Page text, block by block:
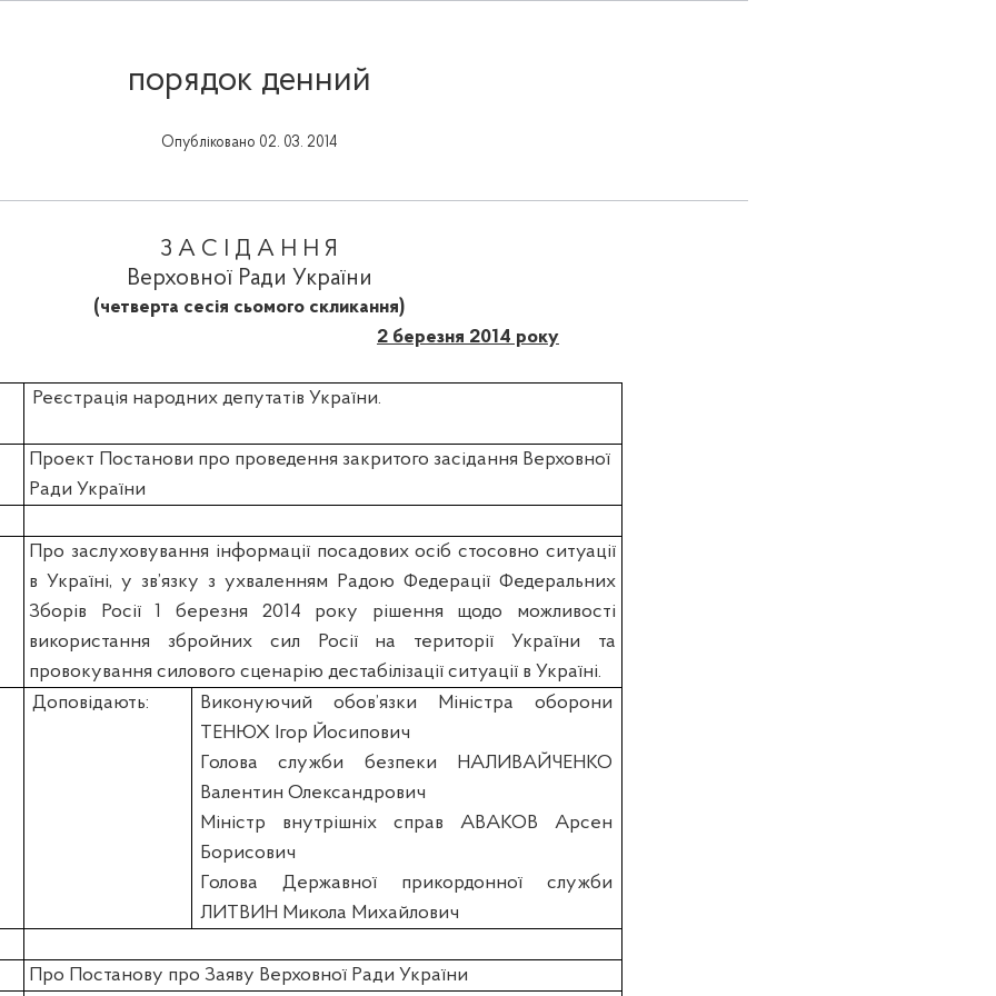
порядок денний
Опубліковано 02. 03. 2014
З А С І Д А Н Н Я
Верховної Ради України
(четверта сесія сьомого скликання)
2 березня 2014 року
Реєстрація народних депутатів України.
Проект Постанови про проведення закритого засідання Верховної
Ради України
Про заслуховування інформації посадових осіб стосовно ситуації
в Україні, у зв’язку з ухваленням Радою Федерації Федеральних
Зборів Росії 1 березня 2014 року рішення щодо можливості
використання збройних сил Росії на території України та
провокування силового сценарію дестабілізації ситуації в Україні.
Доповідають:
Виконуючий обов’язки Міністра оборони
ТЕНЮХ Ігор Йосипович
Голова служби безпеки НАЛИВАЙЧЕНКО
Валентин Олександрович
Міністр внутрішніх справ АВАКОВ Арсен
Борисович
Голова Державної прикордонної служби
ЛИТВИН Микола Михайлович
Про Постанову про Заяву Верховної Ради України